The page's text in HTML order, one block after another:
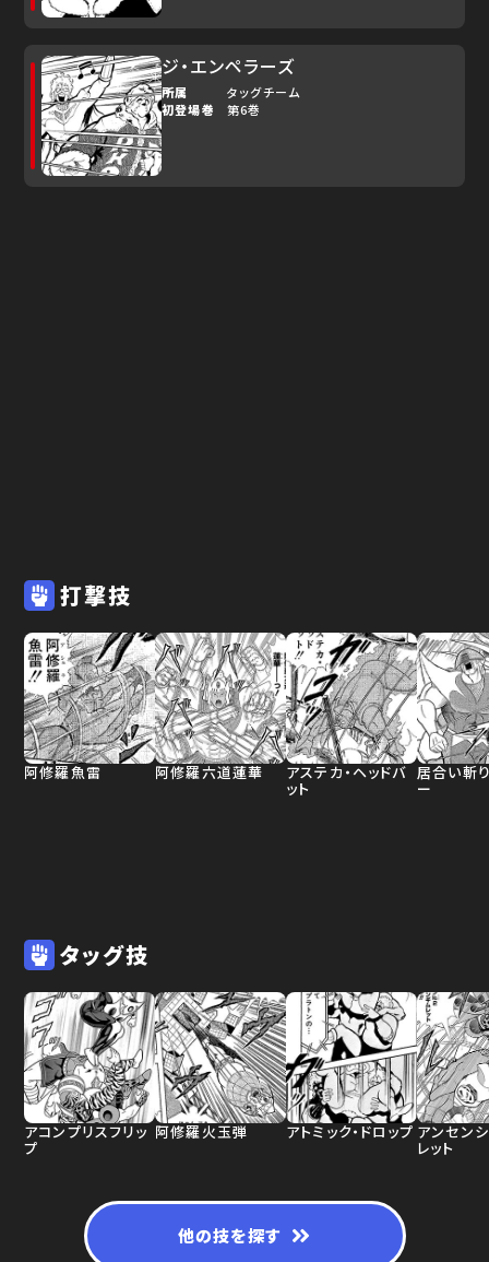
ジ・エンペラーズ
所属
タッグチーム
初登場巻
第6巻
打撃技
阿修羅魚雷 阿修羅六道蓮華 アステカ・ヘッドバ
ット
居合い斬
ー
タッグ技
アコンプリスフリッ
プ
阿修羅火玉弾 アトミック・ドロップ アンセン
レット
他の技を探す